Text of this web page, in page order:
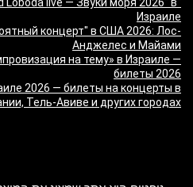
Израиле
концерт" в США 2026: Лос-
Анджелес и Майами
на тему» в Израиле —
билеты 2026
2026 — билеты на концерты в
Тель-Авиве и других городах